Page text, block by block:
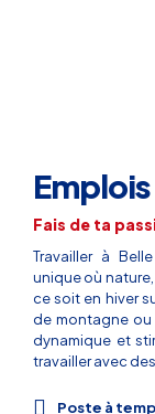
Emplois
Fais de ta
Travailler à
unique où
ce soit en hiver
de montagne ou
dynamique et
travailler avec
Poste à